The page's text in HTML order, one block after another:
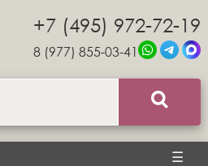
+7 (495) 972-72-19
8 (977) 855-03-41
☰